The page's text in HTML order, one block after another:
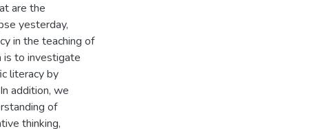
are the
yesterday,
in the teaching of
is to investigate
literacy by
addition, we
of
thinking,